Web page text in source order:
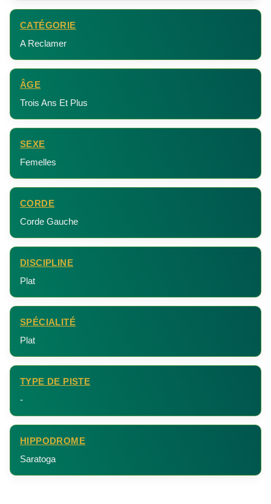
CATÉGORIE
A Reclamer
ÂGE
Trois Ans Et Plus
SEXE
Femelles
CORDE
Corde Gauche
DISCIPLINE
Plat
SPÉCIALITÉ
Plat
TYPE DE PISTE
-
HIPPODROME
Saratoga